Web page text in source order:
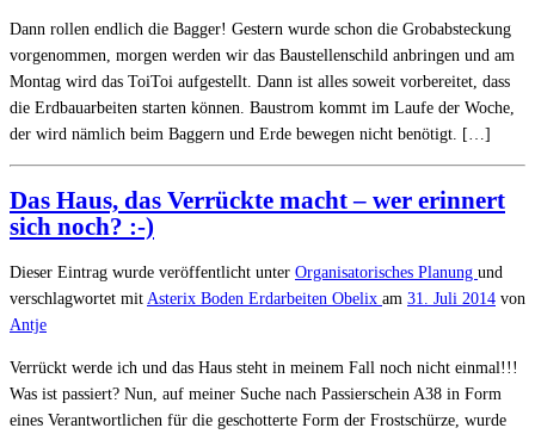
Dann rollen endlich die Bagger! Gestern wurde schon die Grobabsteckung
vorgenommen, morgen werden wir das Baustellenschild anbringen und am
Montag wird das ToiToi aufgestellt. Dann ist alles soweit vorbereitet, dass
die Erdbauarbeiten starten können. Baustrom kommt im Laufe der Woche,
der wird nämlich beim Baggern und Erde bewegen nicht benötigt. […]
Das Haus, das Verrückte macht – wer erinnert
sich noch? :-)
Dieser Eintrag wurde veröffentlicht unter Organisatorisches Planung und
verschlagwortet mit Asterix Boden Erdarbeiten Obelix am 31. Juli 2014 von
Antje
Verrückt werde ich und das Haus steht in meinem Fall noch nicht einmal!!!
Was ist passiert? Nun, auf meiner Suche nach Passierschein A38 in Form
eines Verantwortlichen für die geschotterte Form der Frostschürze, wurde